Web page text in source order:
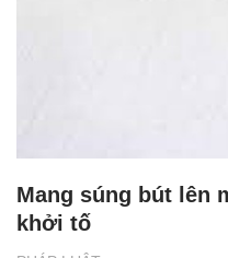
Mang súng bút lên
khởi tố